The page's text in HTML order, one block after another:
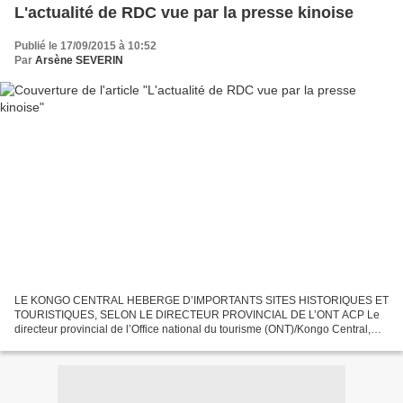
L'actualité de RDC vue par la presse kinoise
Publié le 17/09/2015 à 10:52
Par Arsène SEVERIN
LE KONGO CENTRAL HEBERGE D’IMPORTANTS SITES HISTORIQUES ET
TOURISTIQUES, SELON LE DIRECTEUR PROVINCIAL DE L’ONT ACP Le
directeur provincial de l’Office national du tourisme (ONT)/Kongo Central,